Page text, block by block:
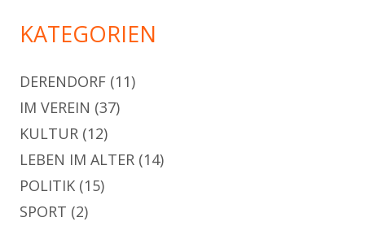
KATEGORIEN
DERENDORF (11)
IM VEREIN (37)
KULTUR (12)
LEBEN IM ALTER (14)
POLITIK (15)
SPORT (2)